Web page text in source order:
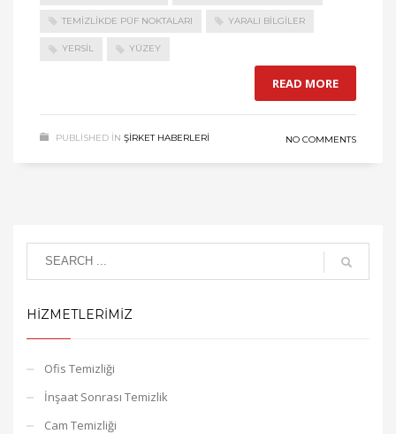
TEMIZLIKDE PÜF NOKTALARI YARALI BILGILER
YERSIL YÜZEY
READ MORE
PUBLISHED IN ŞİRKET HABERLERİ NO COMMENTS
HIZMETLERIMIZ
Ofis Temizliği
İnşaat Sonrası Temizlik
Cam Temizliği